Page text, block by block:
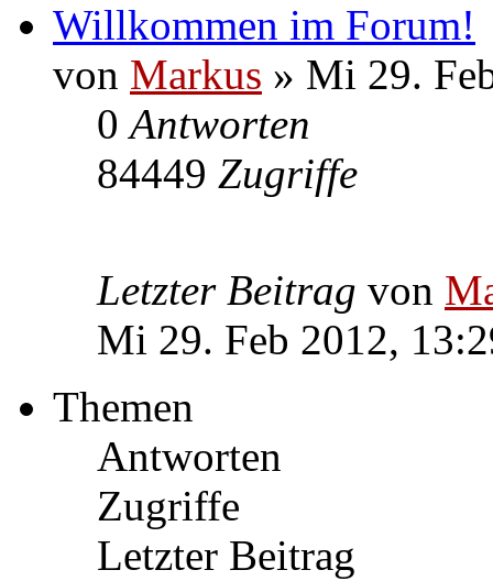
Willkommen im Forum!
von Markus » Mi 29.
0Antworten
84449 Zugriffe
Letzter Beitrag von
Mi 29. Feb 2012,
Themen
Antworten
Zugriffe
Letzter Beitrag